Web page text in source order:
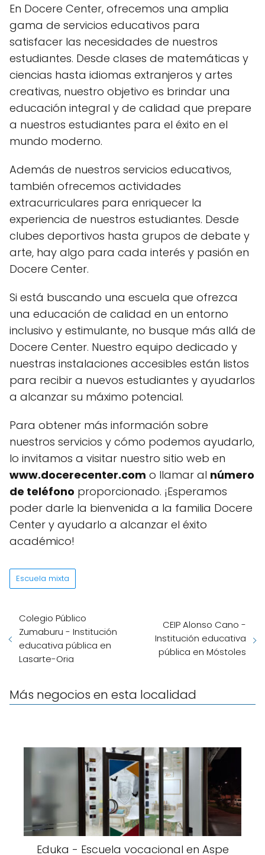
En Docere Center, ofrecemos una amplia
gama de servicios educativos para
satisfacer las necesidades de nuestros
estudiantes. Desde clases de matemáticas y
ciencias hasta idiomas extranjeros y artes
creativas, nuestro objetivo es brindar una
educación integral y de calidad que prepare
a nuestros estudiantes para el éxito en el
mundo moderno.
Además de nuestros servicios educativos,
también ofrecemos actividades
extracurriculares para enriquecer la
experiencia de nuestros estudiantes. Desde
clubes deportivos hasta grupos de debate y
arte, hay algo para cada interés y pasión en
Docere Center.
Si está buscando una escuela que ofrezca
una educación de calidad en un entorno
inclusivo y estimulante, no busque más allá de
Docere Center. Nuestro equipo dedicado y
nuestras instalaciones accesibles están listos
para recibir a nuevos estudiantes y ayudarlos
a alcanzar su máximo potencial.
Para obtener más información sobre
nuestros servicios y cómo podemos ayudarlo,
lo invitamos a visitar nuestro sitio web en
www.docerecenter.com o llamar al número
de teléfono proporcionado. ¡Esperamos
poder darle la bienvenida a la familia Docere
Center y ayudarlo a alcanzar el éxito
académico!
Escuela mixta
Colegio Público
Zumaburu - Institución
educativa pública en
Lasarte-Oria
CEIP Alonso Cano -
Institución educativa
pública en Móstoles
Más negocios en esta localidad
Eduka - Escuela vocacional en Aspe